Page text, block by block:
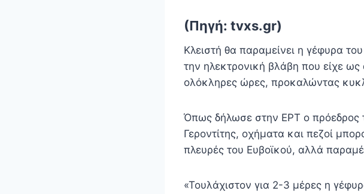
(Πηγή: tvxs.gr)
Κλειστή θα παραμείνει η γέφυρα
την ηλεκτρονική βλάβη που είχε
ολόκληρες ώρες, προκαλώντας
Όπως δήλωσε στην ΕΡΤ ο πρόεδρος
Γεροντίτης, οχήματα και πεζοί
πλευρές του Ευβοϊκού, αλλά
«Τουλάχιστον για 2-3 μέρες η